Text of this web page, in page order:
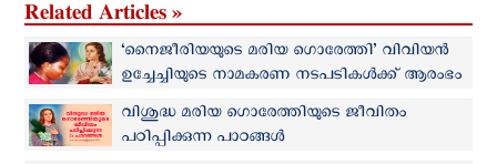
Related Articles »
‘നൈജീരിയയുടെ മരിയ ഗൊരേത്തി’ വിവിയൻ
ഉച്ചേച്ചിയുടെ നാമകരണ നടപടികൾക്ക് ആരംഭം
വിശുദ്ധ മരിയ ഗൊരേത്തിയുടെ ജീവിതം
പഠിപ്പിക്കുന്ന പാഠങ്ങൾ